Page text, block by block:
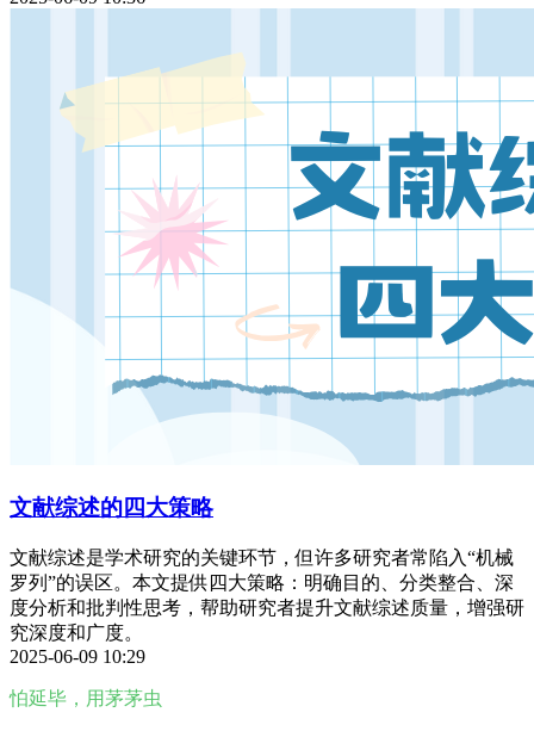
文献综述的四大策略
文献综述是学术研究的关键环节，但许多研究者常陷入“机械
罗列”的误区。本文提供四大策略：明确目的、分类整合、深
度分析和批判性思考，帮助研究者提升文献综述质量，增强研
究深度和广度。
2025-06-09 10:29
怕延毕，用茅茅虫